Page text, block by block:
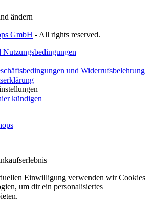
ändern
GmbH - All rights reserved.
Nutzungsbedingungen
und Widerrufsbelehrung
kündigen
Einwilligung verwenden wir Cookies
um dir ein personalisiertes